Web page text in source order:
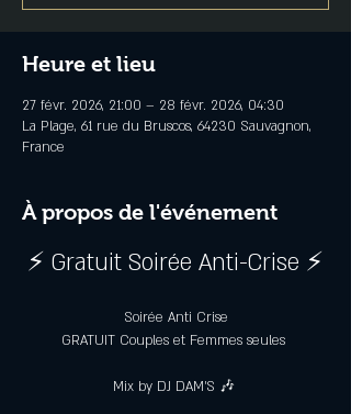
Heure et lieu
27 févr. 2026, 21:00 – 28 févr. 2026, 04:30
La Plage, 61 rue du Bruscos, 64230 Sauvagnon,
France
À propos de l'événement
⚡ Gratuit Soirée Anti-Crise ⚡
Soirée Anti Crise
GRATUIT Couples et Femmes seules
Mix by DJ DAM’S 🎶